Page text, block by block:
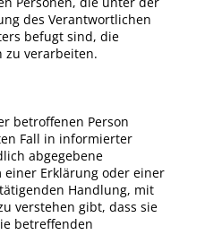
des Verantwortlichen
befugt sind, die
zu verarbeiten.
betroffenen Person
Fall in informierter
abgegebene
Erklärung oder einer
Handlung, mit
verstehen gibt, dass sie
betreffenden